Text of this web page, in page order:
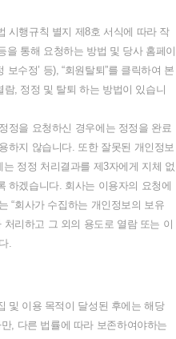
시행규칙 별지 제8호 서식에 따라 작
을 통해 요청하는 방법 및 당사 홈페이
보수정’ 등), “회원탈퇴”를 클릭하여 본
람, 정정 및 탈퇴 하는 방법이 있습니
정정을 요청하신 경우에는 정정을 완료
하지 않습니다. 또한 잘못된 개인정보
는 정정 처리결과를 제3자에게 지체 없
하겠습니다. 회사는 이용자의 요청에
“회사가 수집하는 개인정보의 보유
처리하고 그 외의 용도로 열람 또는 이
.
및 이용 목적이 달성된 후에는 해당
, 다른 법률에 따라 보존하여야하는